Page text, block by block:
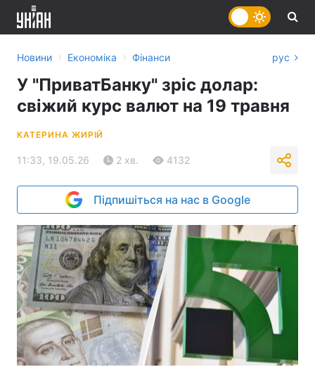
Новини › Економіка › Фінанси рус
У "ПриватБанку" зріс долар:
свіжий курс валют на 19 травня
КАТЕРИНА ЖИРІЙ
11:33, 19.05.26 2 хв. 4132
Підпишіться на нас в Google